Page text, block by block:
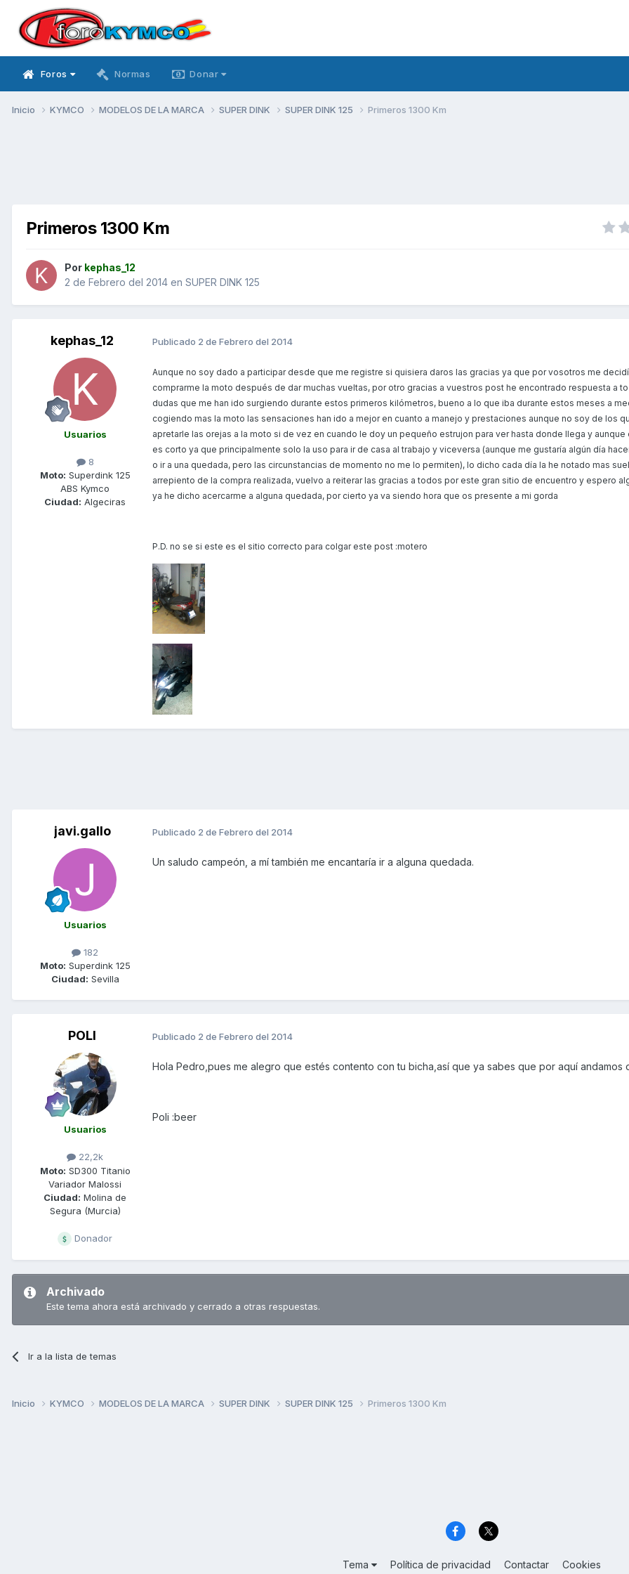
Foros Normas Donar
Inicio KYMCO MODELOS DE LA MARCA SUPER DINK SUPER DINK 125 Primeros 1300 Km
Primeros 1300 Km
Por kephas_12
2 de Febrero del 2014 en SUPER DINK 125
kephas_12
Usuarios
8
Moto: Superdink 125
ABS Kymco
Ciudad: Algeciras
Publicado 2 de Febrero del 2014
Aunque no soy dado a participar desde que me registre si quisiera daros las gracias ya que por vosotros me
comprarme la moto después de dar muchas vueltas, por otro gracias a vuestros post he encontrado respuesta a
dudas que me han ido surgiendo durante estos primeros kilómetros, bueno a lo que iba durante estos meses a
cogiendo mas la moto las sensaciones han ido a mejor en cuanto a manejo y prestaciones aunque no soy de los
apretarle las orejas a la moto si de vez en cuando le doy un pequeño estrujon para ver hasta donde llega y aunque
es corto ya que principalmente solo la uso para ir de casa al trabajo y viceversa (aunque me gustaría algún día
o ir a una quedada, pero las circunstancias de momento no me lo permiten), lo dicho cada día la he notado mas
arrepiento de la compra realizada, vuelvo a reiterar las gracias a todos por este gran sitio de encuentro y espero
ya he dicho acercarme a alguna quedada, por cierto ya va siendo hora que os presente a mi gorda
P.D. no se si este es el sitio correcto para colgar este post :motero
javi.gallo
Usuarios
182
Moto: Superdink 125
Ciudad: Sevilla
Publicado 2 de Febrero del 2014
Un saludo campeón, a mí también me encantaría ir a alguna quedada.
POLI
Usuarios
22,2k
Moto: SD300 Titanio
Variador Malossi
Ciudad: Molina de
Segura (Murcia)
Donador
Publicado 2 de Febrero del 2014
Hola Pedro,pues me alegro que estés contento con tu bicha,así que ya sabes que por aquí andamos
Poli :beer
Archivado
Este tema ahora está archivado y cerrado a otras respuestas.
Ir a la lista de temas
Inicio KYMCO MODELOS DE LA MARCA SUPER DINK SUPER DINK 125 Primeros 1300 Km
Tema Política de privacidad Contactar Cookies